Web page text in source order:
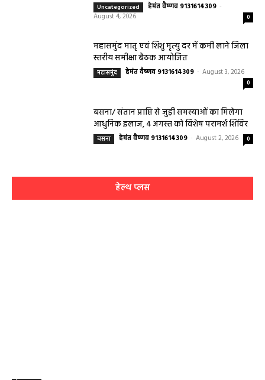
Uncategorized हेमंत वैष्णव 9131614309 -
August 4, 2026
0
महासमुंद मातृ एवं शिशु मृत्यु दर में कमी लाने जिला
स्तरीय समीक्षा बैठक आयोजित
महासमुंद हेमंत वैष्णव 9131614309 - August 3, 2026
0
बसना/ संतान प्राप्ति से जुड़ी समस्याओं का मिलेगा
आधुनिक इलाज, 4 अगस्त को विशेष परामर्श शिविर
बसना हेमंत वैष्णव 9131614309 - August 2, 2026 0
हेल्थ प्लस